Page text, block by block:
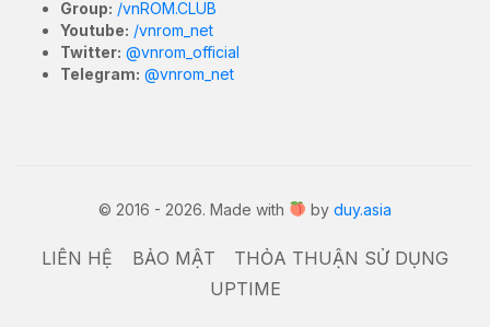
LINK
>XT2127-
2_CAPRI_RETAPAC_AU_11_RRBS31.Q1-3-
48-13_subsidy-DEFAULT_regulatory-
XT2127-2-APEM-SAR_CFC.xml.zip